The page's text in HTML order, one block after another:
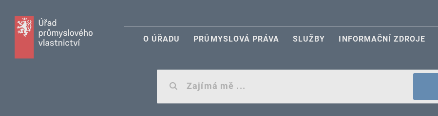
O ÚŘADU PRŮMYSLOVÁ PRÁVA SLUŽBY INFORMAČNÍ ZDROJE